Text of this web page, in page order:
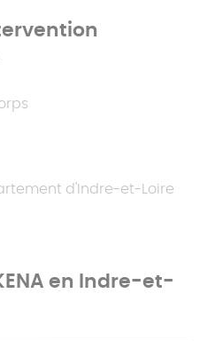
d'Indre-et-Loire
en Indre-et-